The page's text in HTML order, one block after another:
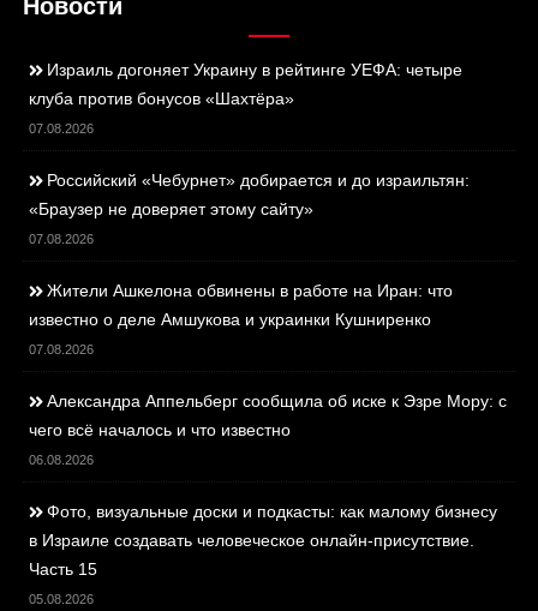
Новости
Израиль догоняет Украину в рейтинге УЕФА: четыре
клуба против бонусов «Шахтёра»
07.08.2026
Российский «Чебурнет» добирается и до израильтян:
«Браузер не доверяет этому сайту»
07.08.2026
Жители Ашкелона обвинены в работе на Иран: что
известно о деле Амшукова и украинки Кушниренко
07.08.2026
Александра Аппельберг сообщила об иске к Эзре Мору: с
чего всё началось и что известно
06.08.2026
Фото, визуальные доски и подкасты: как малому бизнесу
в Израиле создавать человеческое онлайн-присутствие.
Часть 15
05.08.2026